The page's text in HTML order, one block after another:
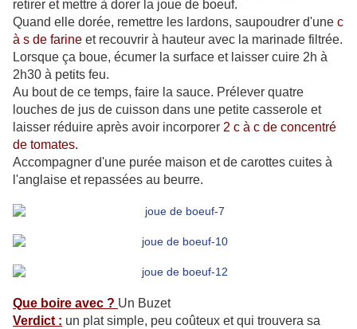
retirer et mettre à dorer la joue de boeuf.
Quand elle dorée, remettre les lardons, saupoudrer d'une c
à s de farine et recouvrir à hauteur avec la marinade filtrée.
Lorsque ça boue, écumer la surface et laisser cuire 2h à
2h30 à petits feu.
Au bout de ce temps, faire la sauce. Prélever quatre
louches de jus de cuisson dans une petite casserole et
laisser réduire après avoir incorporer 2 c à c de concentré
de tomates.
Accompagner d'une purée maison et de carottes cuites à
l'anglaise et repassées au beurre.
Que boire avec ? Un Buzet
Verdict : un plat simple, peu coûteux et qui trouvera sa